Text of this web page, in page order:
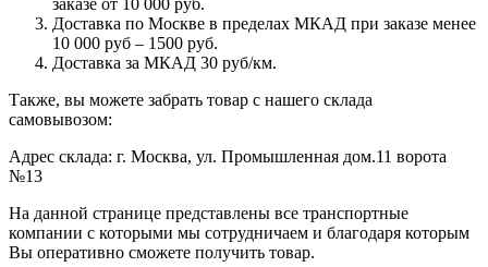
заказе от 10 000 руб.
Доставка по Москве в пределах МКАД при заказе менее
10 000 руб – 1500 руб.
Доставка за МКАД 30 руб/км.
Также, вы можете забрать товар с нашего склада
самовывозом:
Адрес склада: г. Москва, ул. Промышленная дом.11 ворота
№13
На данной странице представлены все транспортные
компании с которыми мы сотрудничаем и благодаря которым
Вы оперативно сможете получить товар.